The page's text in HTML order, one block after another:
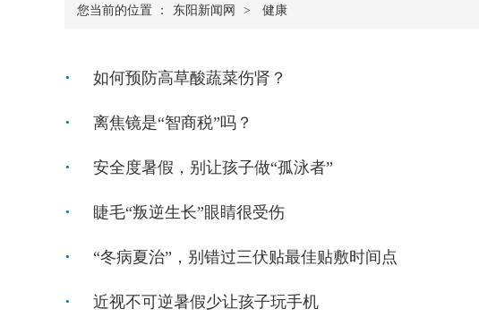
您当前的位置 ： 东阳新闻网 > 健康
如何预防高草酸蔬菜伤肾？
离焦镜是“智商税”吗？
安全度暑假，别让孩子做“孤泳者”
睫毛“叛逆生长”眼睛很受伤
“冬病夏治”，别错过三伏贴最佳贴敷时间点
近视不可逆暑假少让孩子玩手机